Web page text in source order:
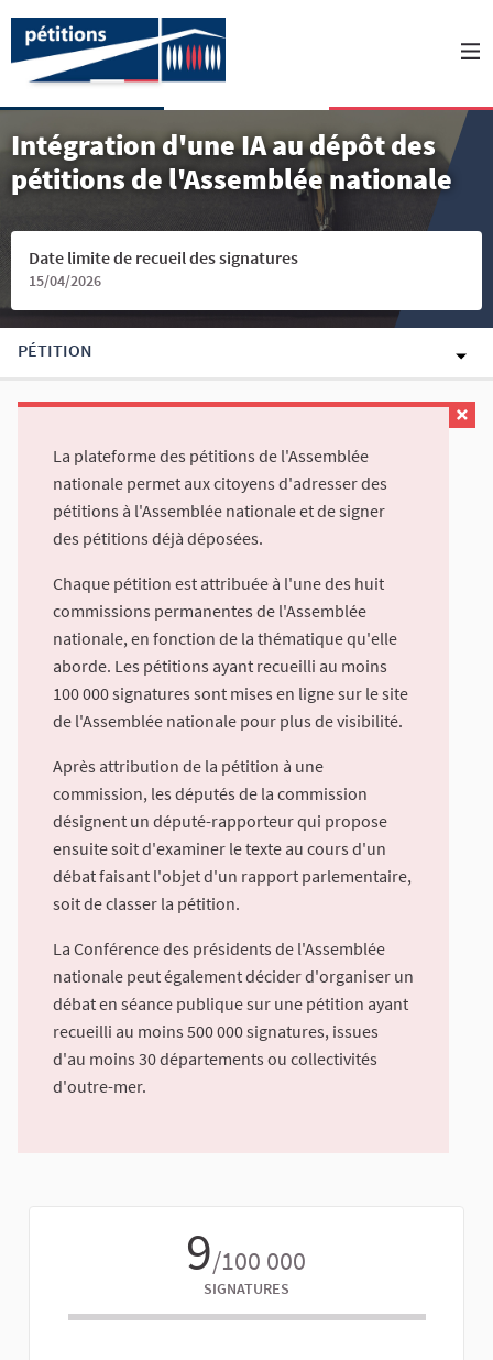
Intégration d'une IA au dépôt des
pétitions de l'Assemblée nationale
Date limite de recueil des signatures
15/04/2026
PÉTITION
La plateforme des pétitions de l'Assemblée
nationale permet aux citoyens d'adresser des
pétitions à l'Assemblée nationale et de signer
des pétitions déjà déposées.
Chaque pétition est attribuée à l'une des huit
commissions permanentes de l'Assemblée
nationale, en fonction de la thématique qu'elle
aborde. Les pétitions ayant recueilli au moins
100 000 signatures sont mises en ligne sur le site
de l'Assemblée nationale pour plus de visibilité.
Après attribution de la pétition à une
commission, les députés de la commission
désignent un député-rapporteur qui propose
ensuite soit d'examiner le texte au cours d'un
débat faisant l'objet d'un rapport parlementaire,
soit de classer la pétition.
La Conférence des présidents de l'Assemblée
nationale peut également décider d'organiser un
débat en séance publique sur une pétition ayant
recueilli au moins 500 000 signatures, issues
d'au moins 30 départements ou collectivités
d'outre-mer.
9/100 000
SIGNATURES